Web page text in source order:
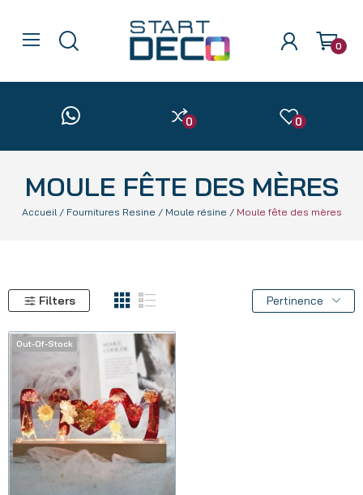
0
0 0
MOULE FÊTE DES MÈRES
Accueil Fournitures Resine Moule résine Moule fête des mères
Filters Pertinence
Out-Of-Stock